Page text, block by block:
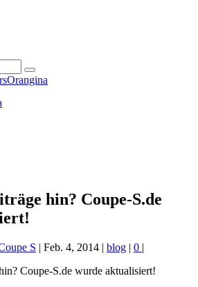
hin? Coupe-S.de
S | Feb. 4, 2014 | blog | 0 |